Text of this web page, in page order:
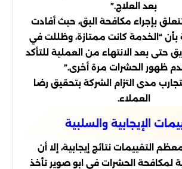
بعد العلاج.”
بإجراء مكافحة البق، حيث أفادت
بأن “الخدمة كانت ممتازة، وظللت في
حتى بعد الانتهاء من العملية للتأكد
ظهور الحشرات مرة أخرى.”
مدى التزام الشركة بتحقيق رضا
العملاء.
الإيجابية والسلبية
التقييمات نتائج إيجابية، إلا أن
لمكافحة الحشرات فى ابو صوير تأخذ